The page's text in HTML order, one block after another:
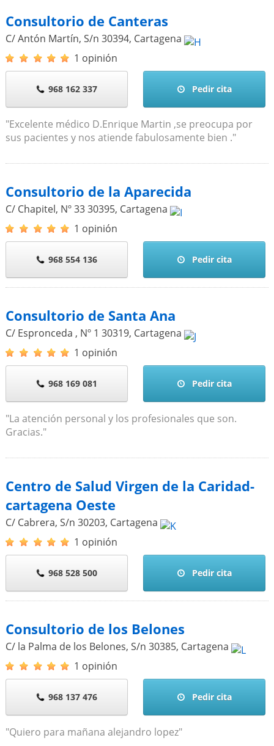
Consultorio de Canteras
C/ Antón Martín, S/n 30394, Cartagena
1 opinión
968 162 337 Pedir cita
"Excelente médico D.Enrique Martin ,se preocupa por
sus pacientes y nos atiende fabulosamente bien ."
Consultorio de la Aparecida
C/ Chapitel, Nº 3330395, Cartagena
1 opinión
968 554 136 Pedir cita
Consultorio de Santa Ana
C/ Espronceda , Nº 1 30319, Cartagena
1 opinión
968 169 081 Pedir cita
"La atención personal y los profesionales que son.
Gracias."
Centro de Salud Virgen de la Caridad-
cartagena Oeste
C/ Cabrera, S/n 30203, Cartagena
1 opinión
968 528 500 Pedir cita
Consultorio de los Belones
C/ la Palma de los Belones, S/n 30385, Cartagena
1 opinión
968 137 476 Pedir cita
"Quiero para mañana alejandro lopez"